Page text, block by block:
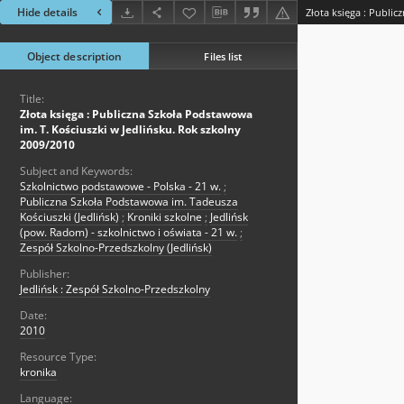
Hide details
Object description Files list
Title:
Złota księga : Publiczna Szkoła Podstawowa
im. T. Kościuszki w Jedlińsku. Rok szkolny
2009/2010
Subject and Keywords:
Szkolnictwo podstawowe - Polska - 21 w. ;
Publiczna Szkoła Podstawowa im. Tadeusza
Kościuszki (Jedlińsk) ; Kroniki szkolne ; Jedlińsk
(pow. Radom) - szkolnictwo i oświata - 21 w. ;
Zespół Szkolno-Przedszkolny (Jedlińsk)
Publisher:
Jedlińsk : Zespół Szkolno-Przedszkolny
Date:
2010
Resource Type:
kronika
Language: